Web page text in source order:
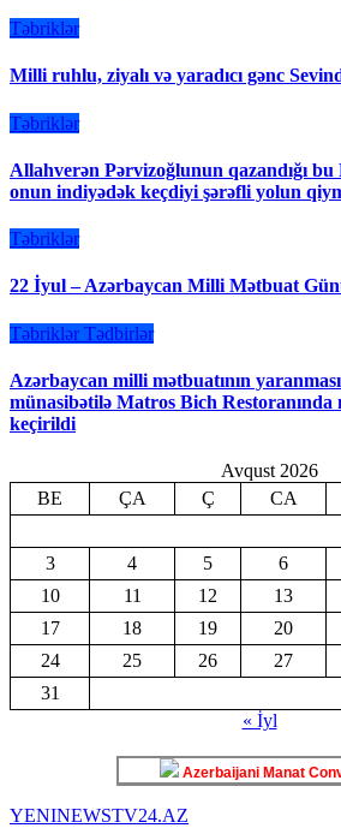
Təbriklər
Milli ruhlu, ziyalı və yaradıcı gənc
Təbriklər
Allahverən Pərvizoğlunun qazandığı
onun indiyədək keçdiyi şərəfli yolun
Təbriklər
22 İyul – Azərbaycan Milli Mətbuat
Təbriklər Tədbirlər
Azərbaycan milli mətbuatının
münasibətilə Matros Bich Restoranında
keçirildi
Avqust 2026
BE
ÇA Ç CA
3
4 5 6
10
11 12 13
17
18 19 20
24
25 26 27
31
« İyl
Azerbaijani Manat
YENINEWSTV24.AZ